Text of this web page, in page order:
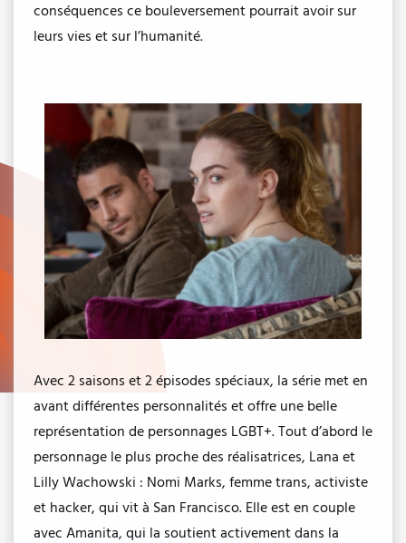
conséquences ce bouleversement pourrait avoir sur
leurs vies et sur l’humanité.
Avec 2 saisons et 2 épisodes spéciaux, la série met en
avant différentes personnalités et offre une belle
représentation de personnages LGBT+. Tout d’abord le
personnage le plus proche des réalisatrices, Lana et
Lilly Wachowski : Nomi Marks, femme trans, activiste
et hacker, qui vit à San Francisco. Elle est en couple
avec Amanita, qui la soutient activement dans la